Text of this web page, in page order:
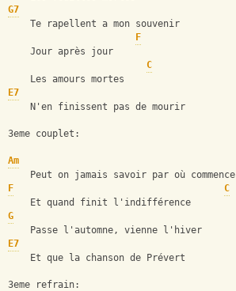
G7
    Te rapellent a mon souvenir
F
    Jour après jour
C
    Les amours mortes
E7
    N'en finissent pas de mourir
3eme couplet:
Am
    Peut on jamais savoir par où commence
F
C
    Et quand finit l'indifférence
G
    Passe l'automne, vienne l'hiver
E7
    Et que la chanson de Prévert
3eme refrain: